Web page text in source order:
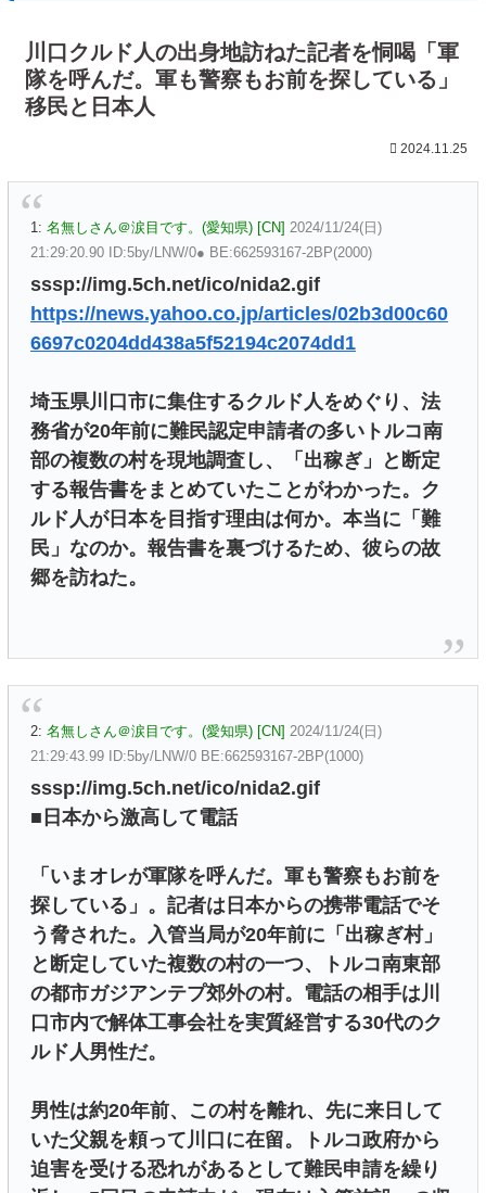
川口クルド人の出身地訪ねた記者を恫喝「軍
隊を呼んだ。軍も警察もお前を探している」
移民と日本人
2024.11.25
1: 名無しさん＠涙目です。(愛知県) [CN] 2024/11/24(日)
21:29:20.90 ID:5by/LNW/0● BE:662593167-2BP(2000)
sssp://img.5ch.net/ico/nida2.gif
https://news.yahoo.co.jp/articles/02b3d00c60
6697c0204dd438a5f52194c2074dd1
埼玉県川口市に集住するクルド人をめぐり、法
務省が20年前に難民認定申請者の多いトルコ南
部の複数の村を現地調査し、「出稼ぎ」と断定
する報告書をまとめていたことがわかった。ク
ルド人が日本を目指す理由は何か。本当に「難
民」なのか。報告書を裏づけるため、彼らの故
郷を訪ねた。
2: 名無しさん＠涙目です。(愛知県) [CN] 2024/11/24(日)
21:29:43.99 ID:5by/LNW/0 BE:662593167-2BP(1000)
sssp://img.5ch.net/ico/nida2.gif
■日本から激高して電話
「いまオレが軍隊を呼んだ。軍も警察もお前を
探している」。記者は日本からの携帯電話でそ
う脅された。入管当局が20年前に「出稼ぎ村」
と断定していた複数の村の一つ、トルコ南東部
の都市ガジアンテプ郊外の村。電話の相手は川
口市内で解体工事会社を実質経営する30代のク
ルド人男性だ。
男性は約20年前、この村を離れ、先に来日して
いた父親を頼って川口に在留。トルコ政府から
迫害を受ける恐れがあるとして難民申請を繰り